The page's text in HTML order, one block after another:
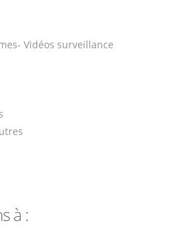
Vidéos surveillance
à :